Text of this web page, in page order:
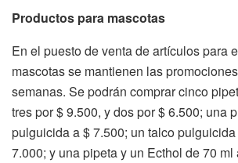
Productos para mascotas
En el puesto de venta de artículos para
mascotas se mantienen las
semanas. Se podrán comprar cinco
tres por $ 9.500, y dos por $ 6.500; una
pulguicida a $ 7.500; un talco
7.000; y una pipeta y un Ecthol de 70 ml